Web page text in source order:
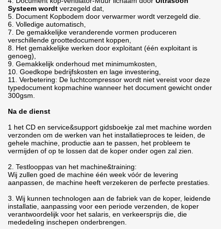
Systeem wordt verzegeld dat,
5. Document Kopbodem door verwarmer wordt verzegeld die.
6. Volledige automatisch,
7. De gemakkelijke veranderende vormen produceren
verschillende groottedocument koppen,
8. Het gemakkelijke werken door exploitant (één exploitant is
genoeg),
9. Gemakkelijk onderhoud met minimumkosten,
10. Goedkope bedrijfskosten en lage investering,
11. Verbetering: De luchtcompressor wordt niet vereist voor deze
typedocument kopmachine wanneer het document gewicht onder
300gsm.
Na de dienst
1 het CD en service&support gidsboekje zal met machine worden
verzonden om de werken van het installatieproces te leiden, de
gehele machine, productie aan te passen, het probleem te
vermijden of op te lossen dat de koper onder ogen zal zien.
2. Testlooppas van het machine&training:
Wij zullen goed de machine één week vóór de levering
aanpassen, de machine heeft verzekeren de perfecte prestaties.
3. Wij kunnen technologen aan de fabriek van de koper, leidende
installatie, aanpassing voor een periode verzenden, de koper
verantwoordelijk voor het salaris, en verkeersprijs die, die
mededeling inschepen onderbrengen.